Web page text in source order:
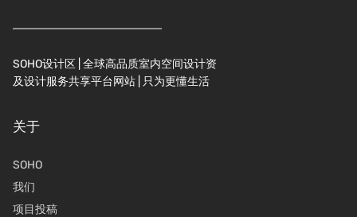
SOHO设计区 | 全球高品质室内空间设计资
及设计服务共享平台网站 | 只为更懂生活
关于
SOHO
我们
项目投稿